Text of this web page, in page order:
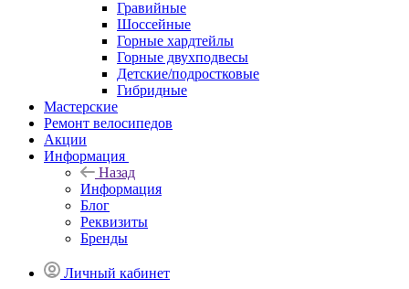
Гравийные
Шоссейные
Горные хардтейлы
Горные двухподвесы
Детские/подростковые
Гибридные
Мастерские
Ремонт велосипедов
Акции
Информация
Назад
Информация
Блог
Реквизиты
Бренды
Личный кабинет